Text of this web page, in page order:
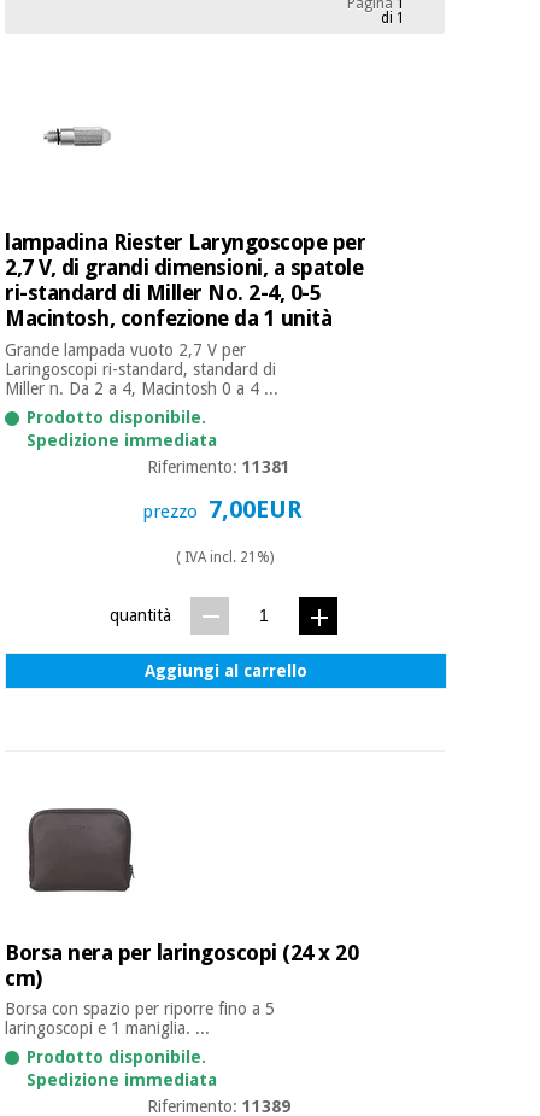
Fisaude
Tech
Academy
Armadi
terapeutici
essenziale
per la
protezione
dei
coronavirus
giochi
Ortopedia
(liquidazione)
Outlet
Fisaude
Tech
Academy
cinese
Mobili
clinici
Armadi
terapeutici
Sport
giochi
Armadi
sanitari
Veterinario
Pagina 1
di 1
lampadina Riester Laryngoscope per
2,7 V, di grandi dimensioni, a spatole
ri-standard di Miller No. 2-4, 0-5
Macintosh, confezione da 1 unità
Grande lampada vuoto 2,7 V per
Laringoscopi ri-standard, standard di
Miller n. Da 2 a 4, Macintosh 0 a 4 ...
Prodotto disponibile.
Spedizione immediata
Riferimento:11381
prezzo 7,00EUR
( IVA incl. 21%)
quantità
Aggiungi al carrello
Borsa nera per laringoscopi (24 x 20
cm)
Borsa con spazio per riporre fino a 5
laringoscopi e 1 maniglia. ...
Prodotto disponibile.
Spedizione immediata
Riferimento:11389